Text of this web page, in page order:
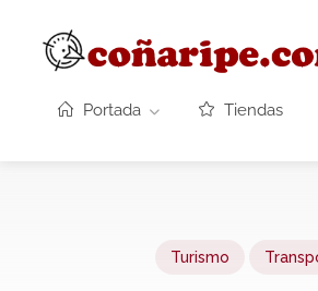
Portada Tiendas
Turismo